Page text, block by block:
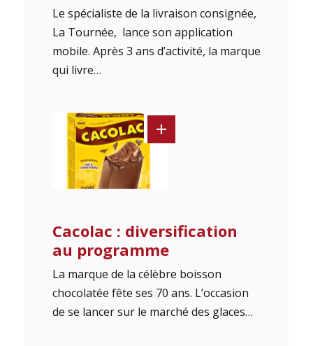
Le spécialiste de la livraison consignée,
La Tournée, lance son application
mobile. Après 3 ans d’activité, la marque
qui livre…
Cacolac : diversification
au programme
La marque de la célèbre boisson
chocolatée fête ses 70 ans. L’occasion
de se lancer sur le marché des glaces…